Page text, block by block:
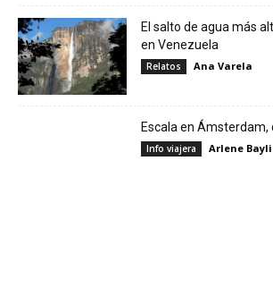
El salto de agua más
en Venezuela
Relatos Ana Varela
Escala en Ámsterdam,
Info viajera Arlene